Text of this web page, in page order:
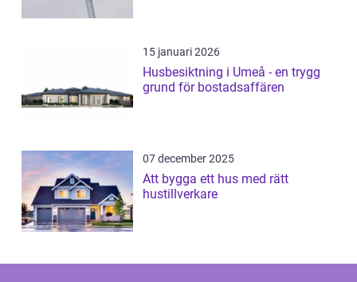
15 januari 2026
Husbesiktning i Umeå - en trygg
grund för bostadsaffären
07 december 2025
Att bygga ett hus med rätt
hustillverkare